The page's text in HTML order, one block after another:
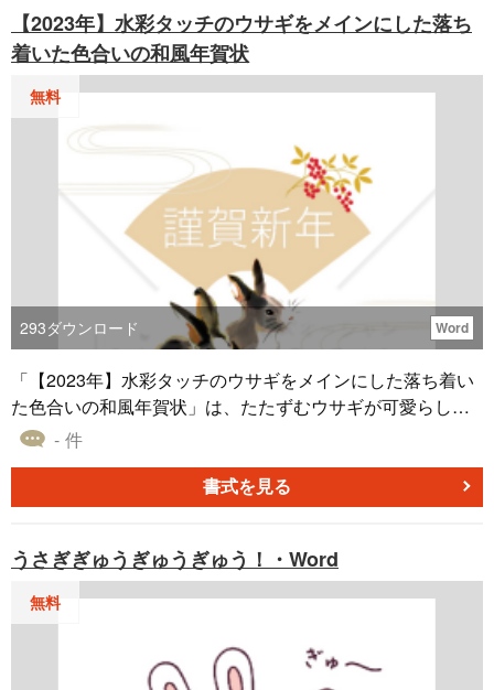
料ダウンロードいただけますので、内容の編集やメッセー
ジの追加も可能です。
【2023年】水彩タッチのウサギをメインにした落ち
着いた色合いの和風年賀状
無料
293ダウンロード Word
「【2023年】水彩タッチのウサギをメインにした落ち着い
た色合いの和風年賀状」は、たたずむウサギが可愛らしい
年賀状テンプレートです。水彩タッチで描かれたウサギが
ンが特徴です。このテンプレートはWord（ワード）形式の
ファイルとして提供されているため、住所や名前などのテ
ンロードしてすぐに利用することができます。このテンプ
レートを利用して、新しい年を迎える際に家族や友人に温
かなメッセージを送ることができます。
- 件
書式を見る
うさぎぎゅうぎゅうぎゅう！・Word
無料